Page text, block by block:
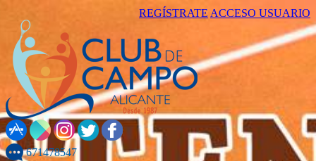
REGÍSTRATE ACCESO USUARIO
671478547